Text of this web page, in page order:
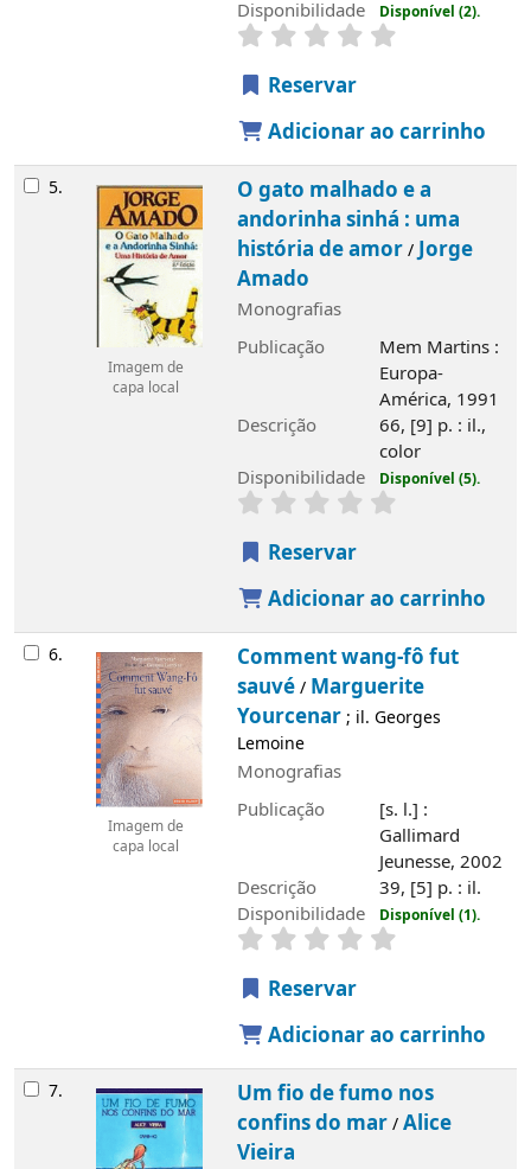
Disponibilidade Disponível (2).
Reservar
Adicionar ao carrinho
5.
Imagem de
capa local
O gato malhado e a
andorinha sinhá : uma
história de amor/Jorge
Amado
Monografias
Publicação
Mem Martins :
Europa-
América, 1991
Descrição
66, [9] p. : il.,
color
Disponibilidade
Disponível (5).
Reservar
Adicionar ao carrinho
6.
Imagem de
capa local
Comment wang-fô fut
sauvé/ Marguerite
Yourcenar; il. Georges
Lemoine
Monografias
Publicação
[s. l.] :
Gallimard
Jeunesse, 2002
Descrição
39, [5] p. : il.
Disponibilidade
Disponível (1).
Reservar
Adicionar ao carrinho
7.
Um fio de fumo nos
confins do mar/Alice
Vieira